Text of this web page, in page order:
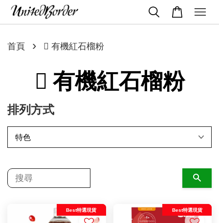
首頁 ›  有機紅石榴粉
 有機紅石榴粉
排列方式
Best特選現貨 Best特選現貨